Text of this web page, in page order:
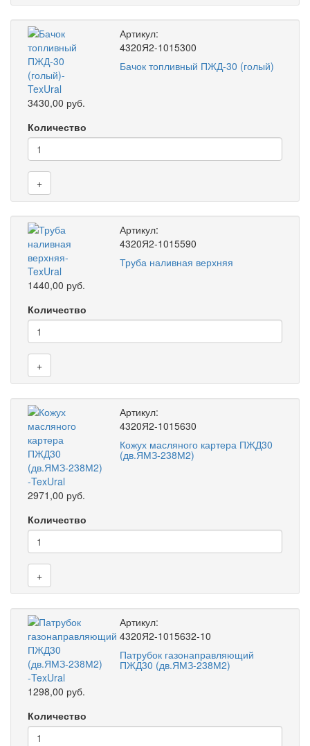
Артикул:
4320Я2-1015300
Бачок топливный ПЖД-30 (голый)
3430,00 руб.
Количество
+
Артикул:
4320Я2-1015590
Труба наливная верхняя
1440,00 руб.
Количество
+
Артикул:
4320Я2-1015630
Кожух масляного картера ПЖД30
(дв.ЯМЗ-238М2)
2971,00 руб.
Количество
+
Артикул:
4320Я2-1015632-10
Патрубок газонаправляющий
ПЖД30 (дв.ЯМЗ-238М2)
1298,00 руб.
Количество